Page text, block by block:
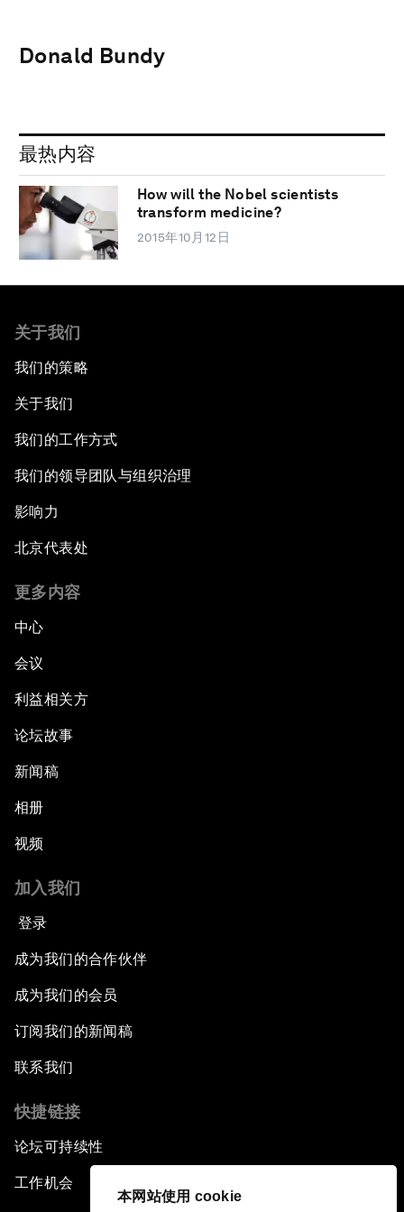
本网站使用 cookie
Donald Bundy
最热内容
How will the Nobel scientists
transform medicine?
2015年10月12日
关于我们
我们的策略
关于我们
我们的工作方式
我们的领导团队与组织治理
影响力
北京代表处
更多内容
中心
会议
利益相关方
论坛故事
新闻稿
相册
视频
加入我们
登录
成为我们的合作伙伴
成为我们的会员
订阅我们的新闻稿
联系我们
快捷链接
论坛可持续性
工作机会